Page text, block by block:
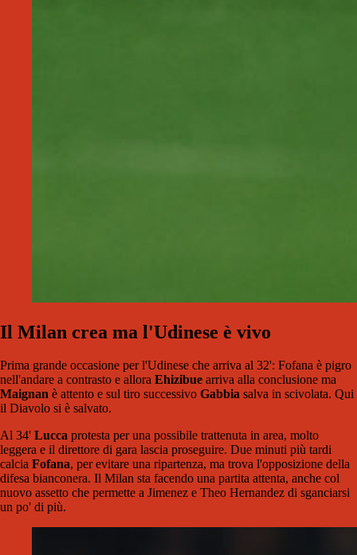
Il Milan crea ma l'Udinese è vivo
Prima grande occasione per l'Udinese che arriva al 32': Fofana è pigro
nell'andare a contrasto e allora Ehizibue arriva alla conclusione ma
Maignan è attento e sul tiro successivo Gabbia salva in scivolata. Qui
il Diavolo si è salvato.
Al 34' Lucca protesta per una possibile trattenuta in area, molto
leggera e il direttore di gara lascia proseguire. Due minuti più tardi
calcia Fofana, per evitare una ripartenza, ma trova l'opposizione della
difesa bianconera. Il Milan sta facendo una partita attenta, anche col
nuovo assetto che permette a Jimenez e Theo Hernandez di sganciarsi
un po' di più.